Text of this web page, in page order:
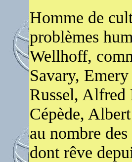
Homme de
problèmes
Wellhoff,
Savary,
Russel, Alfred
Cépède,
au nombre
dont rêve